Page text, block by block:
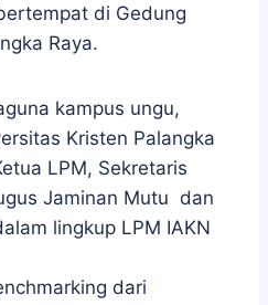
di Gedung
Raya.
kampus ungu,
Kristen Palangka
LPM, Sekretaris
Jaminan Mutu dan
lingkup LPM IAKN
dari